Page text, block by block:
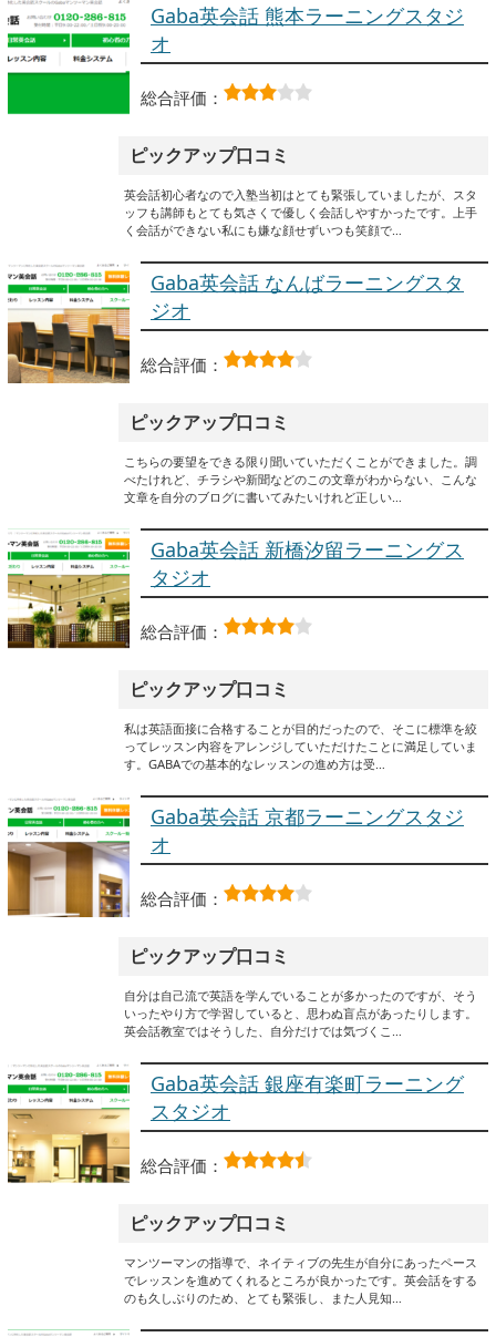
Gaba英会話 熊本ラーニングスタジ
オ
総合評価：
ピックアップ口コミ
英会話初心者なので入塾当初はとても緊張していましたが、スタ
ッフも講師もとても気さくで優しく会話しやすかったです。上手
く会話ができない私にも嫌な顔せずいつも笑顔で…
Gaba英会話 なんばラーニングスタ
ジオ
総合評価：
ピックアップ口コミ
こちらの要望をできる限り聞いていただくことができました。調
べたけれど、チラシや新聞などのこの文章がわからない、こんな
文章を自分のブログに書いてみたいけれど正しい…
Gaba英会話 新橋汐留ラーニングス
タジオ
総合評価：
ピックアップ口コミ
私は英語面接に合格することが目的だったので、そこに標準を絞
ってレッスン内容をアレンジしていただけたことに満足していま
す。GABAでの基本的なレッスンの進め方は受…
Gaba英会話 京都ラーニングスタジ
オ
総合評価：
ピックアップ口コミ
自分は自己流で英語を学んでいることが多かったのですが、そう
いったやり方で学習していると、思わぬ盲点があったりします。
英会話教室ではそうした、自分だけでは気づくこ…
Gaba英会話 銀座有楽町ラーニング
スタジオ
総合評価：
ピックアップ口コミ
マンツーマンの指導で、ネイティブの先生が自分にあったペース
でレッスンを進めてくれるところが良かったです。英会話をする
のも久しぶりのため、とても緊張し、また人見知…